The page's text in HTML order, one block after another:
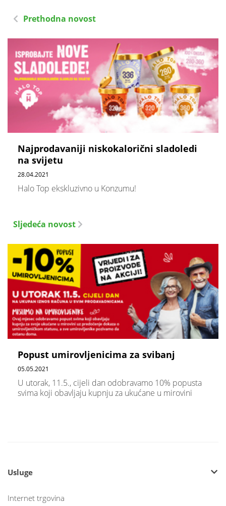
Prethodna novost
Najprodavaniji niskokalorični sladoledi
na svijetu
28.04.2021
Halo Top ekskluzivno u Konzumu!
Sljedeća novost
Popust umirovljenicima za svibanj
05.05.2021
U utorak, 11.5., cijeli dan odobravamo 10% popusta
svima koji obavljaju kupnju za ukućane u mirovini
Usluge
Internet trgovina